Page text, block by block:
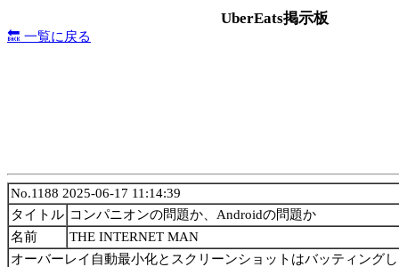
UberEats掲示板
🔙 一覧に戻る
No.1188 2025-06-17 11:14:39
タイトル コンパニオンの問題か、Androidの問題か
名前
THE INTERNET MAN
オーバーレイ自動最小化とスクリーンショットはバッティング